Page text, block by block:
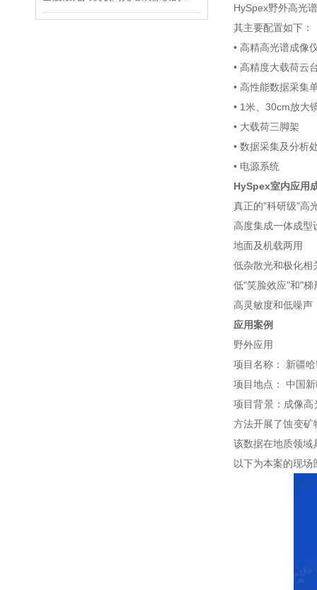
HySpex野外高光
其主要配置如下：
• 高精高光谱成像
• 高精度大载荷云
• 高性能数据采集
• 1米、30cm放大
• 大载荷三脚架
• 数据采集及分析
• 电源系统
HySpex室内应用
真正的"科研级"高
高度集成一体成型
地面及机载两用
低杂散光和极化相
低"笑脸效应"和"梯
高灵敏度和低噪声
应用案例
野外应用
项目名称： 新疆
项目地点： 中国
项目背景：成像
方法开展了蚀变矿
该数据在地质领域
以下为本案的现